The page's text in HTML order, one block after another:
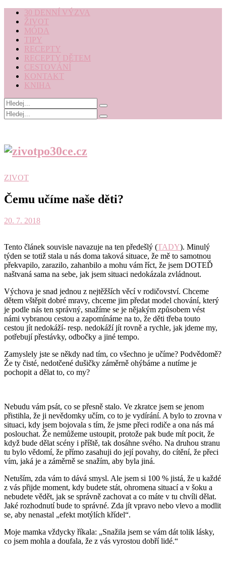
30 DENNÍ VÝZVA
ŽIVOT
MÓDA
TIPY
RECEPTY
RECEPTY DĚTEM
CESTOVÁNÍ
KONTAKT
KNIHA
ZIVOT
Čemu učíme naše děti?
20. 7. 2018
Tento článek souvisle navazuje na ten předešlý (TADY). Minulý
týden se totiž stala u nás doma taková situace, že mě to samotnou
překvapilo, zarazilo, zahanbilo a mohu vám říct, že jsem DOTEĎ
naštvaná sama na sebe, jak jsem situaci nedokázala zvládnout.
Výchova je snad jednou z nejtěžších věcí v rodičovství. Chceme
dětem vštěpit dobré mravy, chceme jim předat model chování, který
je podle nás ten správný, snažíme se je nějakým způsobem vést
námi vybranou cestou a zapomínáme na to, že děti třeba touto
cestou jít nedokáží- resp. nedokáží jít rovně a rychle, jak jdeme my,
potřebují přestávky, odbočky a jiné tempo.
Zamyslely jste se někdy nad tím, co všechno je učíme? Podvědomě?
Že ty čisté, nedotčené dušičky záměrně ohýbáme a nutíme je
pochopit a dělat to, co my?
Nebudu vám psát, co se přesně stalo. Ve zkratce jsem se jenom
přistihla, že ji nevědomky učím, co to je vydírání. A bylo to zrovna v
situaci, kdy jsem bojovala s tím, že jsme přeci rodiče a ona nás má
poslouchat. Že nemůžeme ustoupit, protože pak bude mít pocit, že
když bude dělat scény i příště, tak dosáhne svého. Na druhou stranu
tu bylo vědomí, že přímo zasahuji do její povahy, do cítění, že přeci
vím, jaká je a záměrně se snažím, aby byla jiná.
Netuším, zda vám to dává smysl. Ale jsem si 100 % jistá, že u každé
z vás přijde moment, kdy budete stát, ohromena situací a v šoku a
nebudete vědět, jak se správně zachovat a co máte v tu chvíli dělat.
Jaké rozhodnutí bude to správné. Zda jít vpravo nebo vlevo a modlit
se, aby nenastal „efekt motýlích křídel“.
Moje mamka vždycky říkala: „Snažila jsem se vám dát tolik lásky,
co jsem mohla a doufala, že z vás vyrostou dobří lidé.“